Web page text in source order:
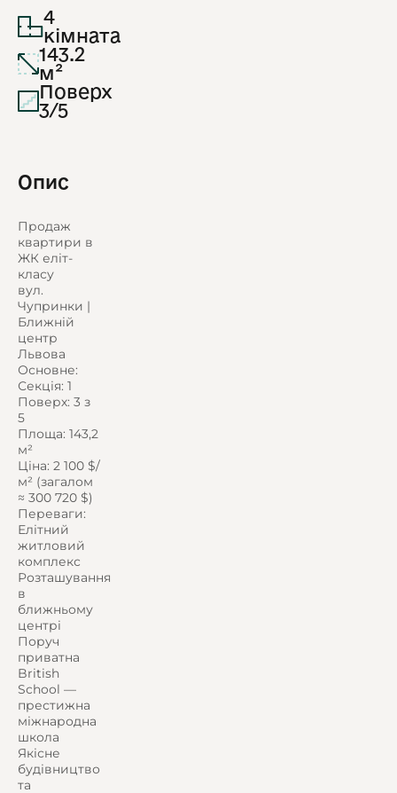
4
кімната
143.2
м²
Поверх
3/5
Опис
Продаж
квартири в
ЖК еліт-
класу
вул.
Чупринки |
Ближній
центр
Львова
Основне:
Секція: 1
Поверх: 3 з
5
Площа: 143,2
м²
Ціна: 2 100 $/
м² (загалом
≈ 300 720 $)
Переваги:
Елітний
житловий
комплекс
Розташування
в
ближньому
центрі
Поруч
приватна
British
School —
престижна
міжнародна
школа
Якісне
будівництво
та